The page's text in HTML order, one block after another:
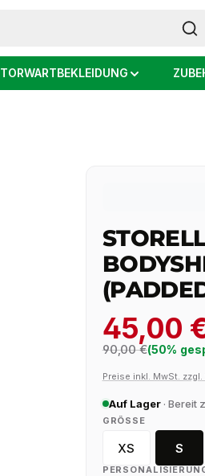
TORWARTBEKLEIDUNG
45,00
Regulärer Preis:
90,00 €(50%
Preise inkl. MwSt.
Auf Lager · Bereit
GRÖSSE
AUSWÄHLEN
XS S